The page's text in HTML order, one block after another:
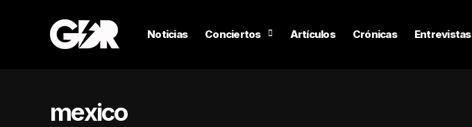
Noticias Conciertos Artículos Crónicas Entrevistas
mexico